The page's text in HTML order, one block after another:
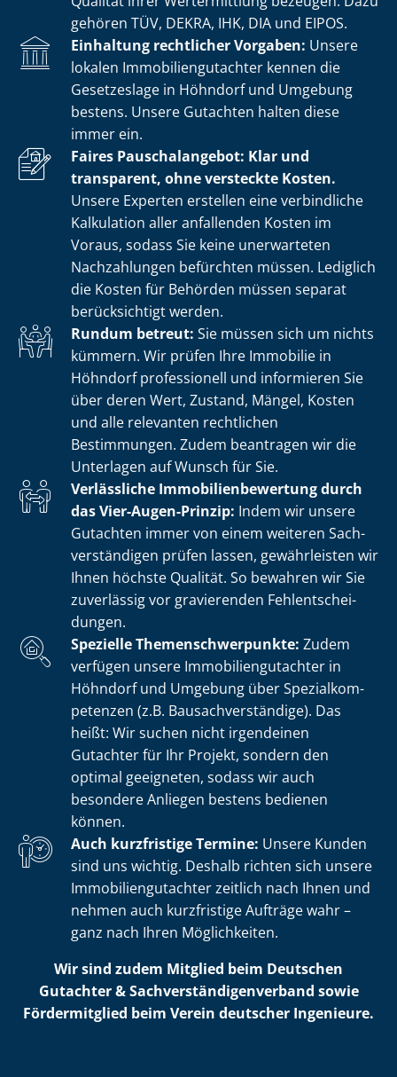
gehören TÜV, DEKRA, IHK, DIA und EIPOS.
Einhaltung rechtlicher Vorgaben: Unsere
lokalen Im­mo­bi­li­en­gut­ach­ter kennen die
Gesetzeslage in Höhndorf und Umgebung
bestens. Unsere Gutachten halten diese
immer ein.
Faires Pauschalangebot: Klar und
transparent, ohne versteckte Kosten.
Unsere Experten erstellen eine verbindliche
Kalkulation aller anfallenden Kosten im
Voraus, sodass Sie keine unerwarteten
Nachzahlungen befürchten müssen. Lediglich
die Kosten für Behörden müssen separat
berücksichtigt werden.
Rundum betreut: Sie müssen sich um nichts
kümmern. Wir prüfen Ihre Immobilie in
Höhndorf professionell und informieren Sie
über deren Wert, Zustand, Mängel, Kosten
und alle relevanten rechtlichen
Bestimmungen. Zudem beantragen wir die
Unterlagen auf Wunsch für Sie.
Verlässliche Im­mo­bi­li­en­be­wer­tung durch
das Vier-Augen-Prinzip: Indem wir unsere
Gutachten immer von einem weiteren Sach­
ver­stän­di­gen prüfen lassen, gewährleisten wir
Ihnen höchste Qualität. So bewahren wir Sie
zuverlässig vor gravierenden Fehl­ent­schei­
dun­gen.
Spezielle The­men­schwer­punk­te: Zudem
verfügen unsere Im­mo­bi­li­en­gut­ach­ter in
Höhndorf und Umgebung über Spe­zi­al­kom­
pe­ten­zen (z.B. Bau­sach­ver­stän­di­ge). Das
heißt: Wir suchen nicht irgendeinen
Gutachter für Ihr Projekt, sondern den
optimal geeigneten, sodass wir auch
besondere Anliegen bestens bedienen
können.
Auch kurzfristige Termine: Unsere Kunden
sind uns wichtig. Deshalb richten sich unsere
Im­mo­bi­li­en­gut­ach­ter zeitlich nach Ihnen und
nehmen auch kurzfristige Aufträge wahr –
ganz nach Ihren Möglichkeiten.
Wir sind zudem Mitglied beim Deutschen
Gutachter & Sach­ver­stän­di­gen­ver­band sowie
Fördermitglied beim Verein deutscher Ingenieure.